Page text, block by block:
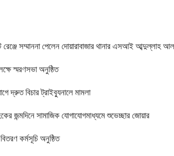
সম্মাননা পেলেন দোয়ারাবাজার থানার এসআই আব্দুল্লাহ
স্মরণসভা অনুষ্ঠিত
দ্রুত বিচার ট্রাইব্যুনালে মামলা
জন্মদিনে সামাজিক যোগাযোগমাধ্যমে শুভেচ্ছার জোয়ার
কর্মসূচি অনুষ্ঠিত